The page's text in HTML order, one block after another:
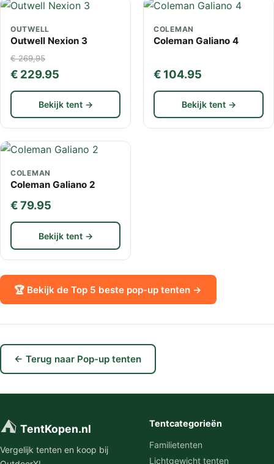
OUTWELL
Outwell Nexion 3
€ 269,95
€ 229.95
Bekijk tent →
COLEMAN
Coleman Galiano 4
€ 104.95
Bekijk tent →
COLEMAN
Coleman Galiano 2
€ 79.95
Bekijk tent →
🏆 Bekijk de Top 5 beste pop-up tenten →
← Terug naar Pop-up tenten
⛺ TentKopen.nl
Vergelijk tenten en koop bij
Tentcategorieën
Familietenten
Lichtgewicht tenten